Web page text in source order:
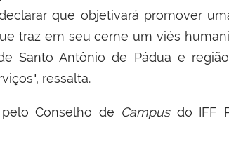
que objetivará promover
traz em seu cerne um viés
Santo Antônio de Pádua e
ressalta.
Conselho de Campusdo IFF